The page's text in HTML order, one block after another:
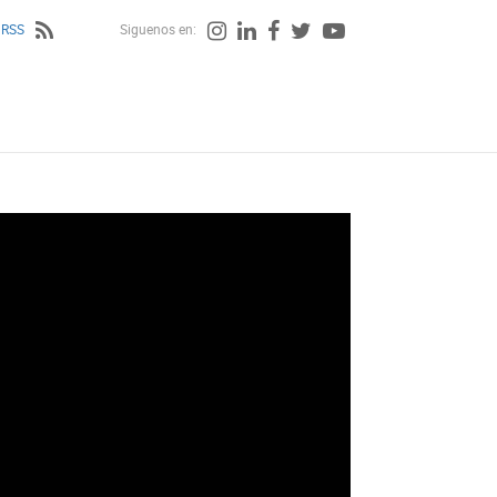
Siguenos en: